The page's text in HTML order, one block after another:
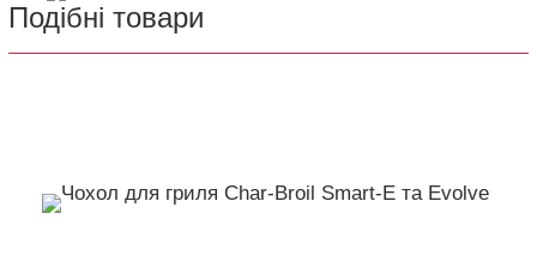
Подібні товари